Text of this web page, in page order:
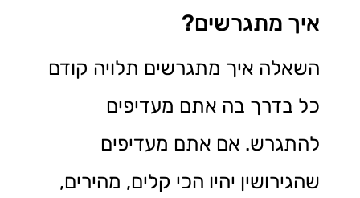
איך מתגרשים?
השאלה איך מתגרשים תלויה קודם
כל בדרך בה אתם מעדיפים
להתגרש. אם אתם מעדיפים
שהגירושין יהיו הכי קלים, מהירים,